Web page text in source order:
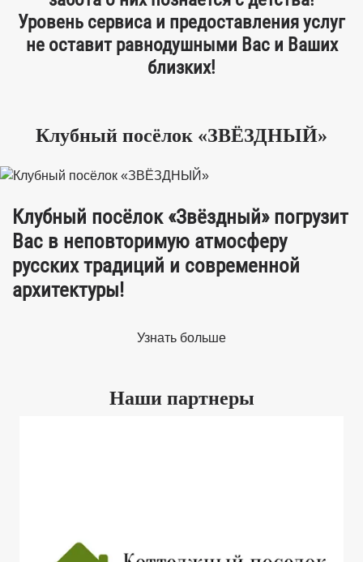
Уровень сервиса и предоставления услуг
не оставит равнодушными Вас и Ваших
близких!
Клубный посёлок «ЗВЁЗДНЫЙ»
Клубный посёлок «Звёздный» погрузит
Вас в неповторимую атмосферу
русских традиций и современной
архитектуры!
Узнать больше
Наши партнеры